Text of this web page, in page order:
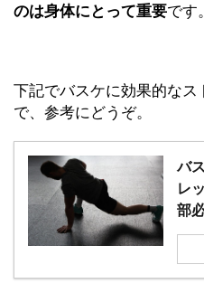
のは身体にとって重要です。
下記でバスケに効果的な
で、参考にどうぞ。
バ
レ
部